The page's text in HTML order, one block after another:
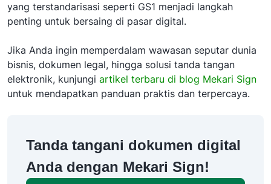
yang terstandarisasi seperti GS1 menjadi langkah
penting untuk bersaing di pasar digital.
Jika Anda ingin memperdalam wawasan seputar dunia
bisnis, dokumen legal, hingga solusi tanda tangan
elektronik, kunjungi artikel terbaru di blog Mekari Sign
untuk mendapatkan panduan praktis dan terpercaya.
Tanda tangani dokumen digital
Anda dengan Mekari Sign!